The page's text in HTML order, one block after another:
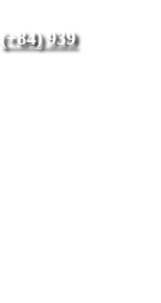
(+84) 939